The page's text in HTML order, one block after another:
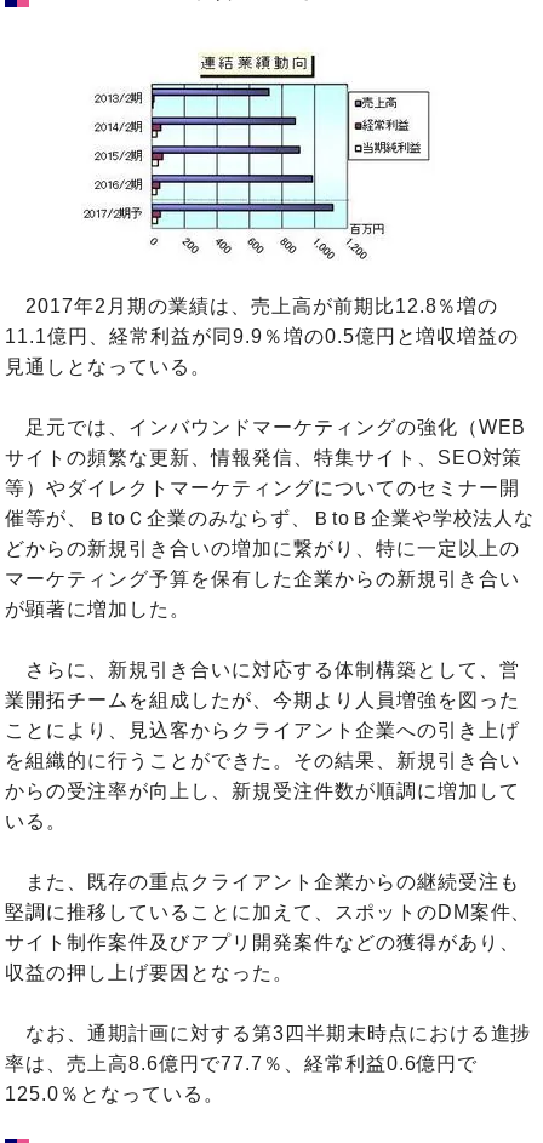
2017年2月期の業績は、売上高が前期比12.8％増の
11.1億円、経常利益が同9.9％増の0.5億円と増収増益の
見通しとなっている。
足元では、インバウンドマーケティングの強化（WEB
サイトの頻繁な更新、情報発信、特集サイト、SEO対策
等）やダイレクトマーケティングについてのセミナー開
催等が、ＢtoＣ企業のみならず、ＢtoＢ企業や学校法人な
どからの新規引き合いの増加に繋がり、特に一定以上の
マーケティング予算を保有した企業からの新規引き合い
が顕著に増加した。
さらに、新規引き合いに対応する体制構築として、営
業開拓チームを組成したが、今期より人員増強を図った
ことにより、見込客からクライアント企業への引き上げ
を組織的に行うことができた。その結果、新規引き合い
からの受注率が向上し、新規受注件数が順調に増加して
いる。
また、既存の重点クライアント企業からの継続受注も
堅調に推移していることに加えて、スポットのDM案件、
サイト制作案件及びアプリ開発案件などの獲得があり、
収益の押し上げ要因となった。
なお、通期計画に対する第3四半期末時点における進捗
率は、売上高8.6億円で77.7％、経常利益0.6億円で
125.0％となっている。